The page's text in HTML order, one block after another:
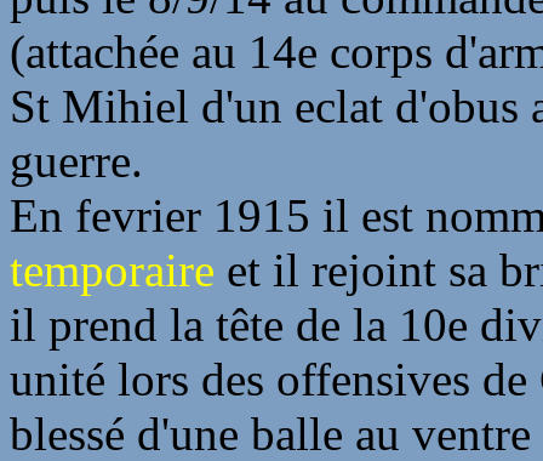
(attachée au 14e corps
St Mihiel d'un eclat
guerre.
En fevrier 1915 il est
temporaire et il rejoint sa
il prend la tête de la 10e
unité lors des offensives
blessé d'une balle au